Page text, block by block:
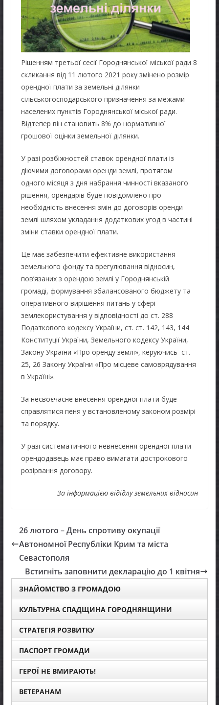
Рішенням третьої сесії Городнянської міської ради 8
скликання від 11 лютого 2021 року змінено розмір
орендної плати за земельні ділянки
сільськогосподарського призначення за межами
населених пунктів Городнянської міської ради.
Відтепер він становить 8% до нормативної
грошової оцінки земельної ділянки.
У разі розбіжностей ставок орендної плати із
діючими договорами оренди землі, протягом
одного місяця з дня набрання чинності вказаного
рішення, орендарів буде повідомлено про
необхідність внесення змін до договорів оренди
землі шляхом укладання додаткових угод в частині
зміни ставки орендної плати.
Це має забезпечити ефективне використання
земельного фонду та врегулювання відносин,
пов’язаних з орендою землі у Городнянській
громаді, формування збалансованого бюджету та
оперативного вирішення питань у сфері
землекористування у відповідності до ст. 288
Податкового кодексу України, ст. ст. 142, 143, 144
Конституції України, Земельного кодексу України,
Закону України «Про оренду землі», керуючись ст.
25, 26 Закону України «Про місцеве самоврядування
в Україні».
За несвоєчасне внесення орендної плати буде
справлятися пеня у встановленому законом розмірі
та порядку.
У разі систематичного невнесення орендної плати
орендодавець має право вимагати дострокового
розірвання договору.
За інформацією відідлу земельних відносин
26 лютого – День спротиву окупації
Автономної Республіки Крим та міста
Севастополя
Встигніть заповнити декларацію до 1 квітня
ЗНАЙОМСТВО З ГРОМАДОЮ
КУЛЬТУРНА СПАДЩИНА ГОРОДНЯНЩИНИ
СТРАТЕГІЯ РОЗВИТКУ
ПАСПОРТ ГРОМАДИ
ГЕРОЇ НЕ ВМИРАЮТЬ!
ВЕТЕРАНАМ